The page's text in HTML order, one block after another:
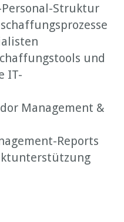
Struktur
und
IT-
Management &
Reports